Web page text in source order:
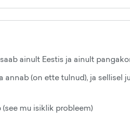
ainult Eestis ja ainult
(on ette tulnud), ja sellisel
mu isiklik probleem)